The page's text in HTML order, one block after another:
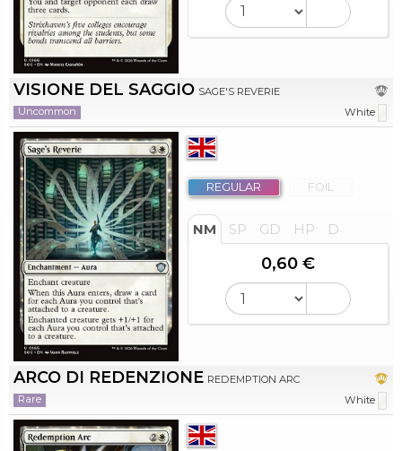
VISIONE DEL SAGGIO SAGE'S REVERIE
Uncommon
White
REGULAR FOIL
NM SP GD HP D
0,60 €
ARCO DI REDENZIONE REDEMPTION ARC
Rare
White